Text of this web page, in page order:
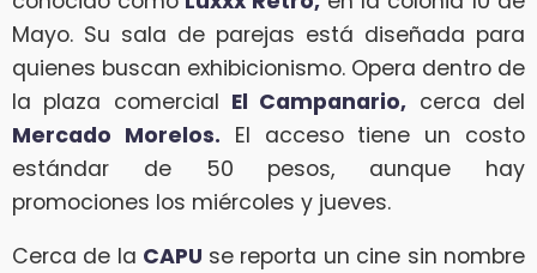
Mayo. Su sala de parejas está diseñada para
quienes buscan exhibicionismo. Opera dentro de
la plaza comercial El Campanario, cerca del
Mercado Morelos. El acceso tiene un costo
estándar de 50 pesos, aunque hay
promociones los miércoles y jueves.
Cerca de la CAPU se reporta un cine sin nombre